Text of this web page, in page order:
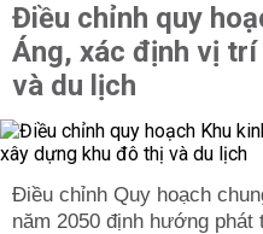
Điều chỉnh quy
Áng, xác định vị
và du lịch
Điều chỉnh Quy hoạch
năm 2050 định hướng